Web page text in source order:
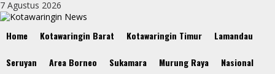
Skip
to
7 Agustus 2026
Menu
Home Kotawaringin Barat Kotawaringin Timur Lamandau
Seruyan Area Borneo Sukamara Murung Raya Nasional